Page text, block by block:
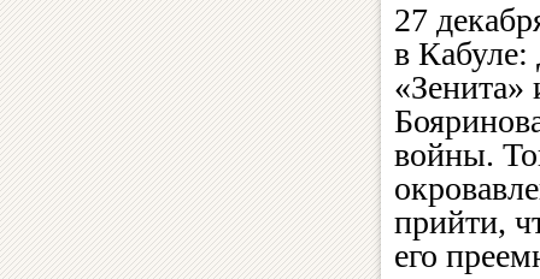
27
в Кабуле:
«Зенита»
войны.
прийти,
его